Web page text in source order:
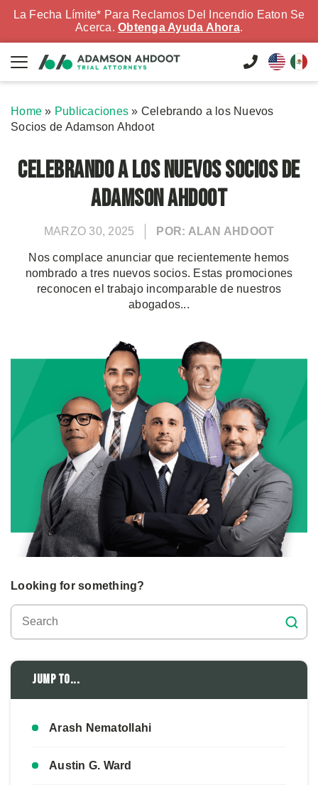
La Fecha Límite* Para Reclamos Del Incendio Eaton Se
Acerca. Obtenga Ayuda Ahora.
Home » Publicaciones » Celebrando a los Nuevos
Socios de Adamson Ahdoot
Celebrando a los Nuevos Socios de
Adamson Ahdoot
MARZO 30, 2025 POR: ALAN AHDOOT
Nos complace anunciar que recientemente hemos
nombrado a tres nuevos socios. Estas promociones
reconocen el trabajo incomparable de nuestros
abogados...
Looking for something?
Jump to...
Arash Nematollahi
Austin G. Ward